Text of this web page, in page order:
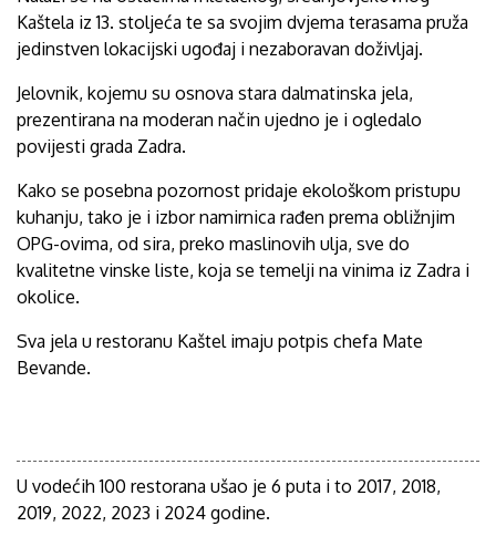
Kaštela iz 13. stoljeća te sa svojim dvjema terasama pruža
jedinstven lokacijski ugođaj i nezaboravan doživljaj.
Jelovnik, kojemu su osnova stara dalmatinska jela,
prezentirana na moderan način ujedno je i ogledalo
povijesti grada Zadra.
Kako se posebna pozornost pridaje ekološkom pristupu
kuhanju, tako je i izbor namirnica rađen prema obližnjim
OPG-ovima, od sira, preko maslinovih ulja, sve do
kvalitetne vinske liste, koja se temelji na vinima iz Zadra i
okolice.
Sva jela u restoranu Kaštel imaju potpis chefa Mate
Bevande.
U vodećih 100 restorana ušao je 6 puta i to 2017, 2018,
2019, 2022, 2023 i 2024 godine.